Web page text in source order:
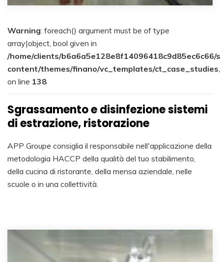
Warning: foreach() argument must be of type
array|object, bool given in
/home/clients/
content/themes/finano/vc_templates/
on line 138
Sgrassamento e disinfezione sistemi
di estrazione, ristorazione
APP Groupe consiglia il responsabile nell'applicazione della
metodologia HACCP della qualità del tuo stabilimento,
della cucina di ristorante, della mensa aziendale, nelle
scuole o in una collettività.